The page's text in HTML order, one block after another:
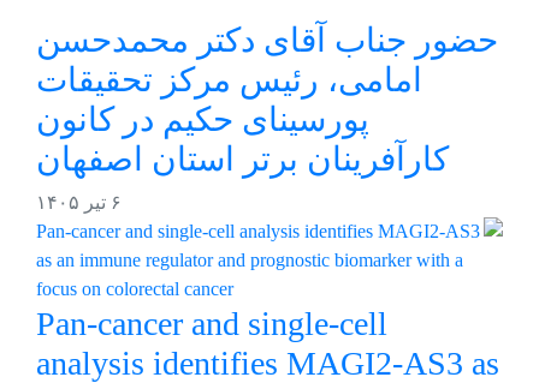
حضور جناب آقای دکتر محمدحسن
امامی، رئیس مرکز تحقیقات
پورسینای حکیم در کانون
کارآفرینان برتر استان اصفهان
۶ تیر ۱۴۰۵
Pan-cancer and single-cell
analysis identifies MAGI2-AS3 as